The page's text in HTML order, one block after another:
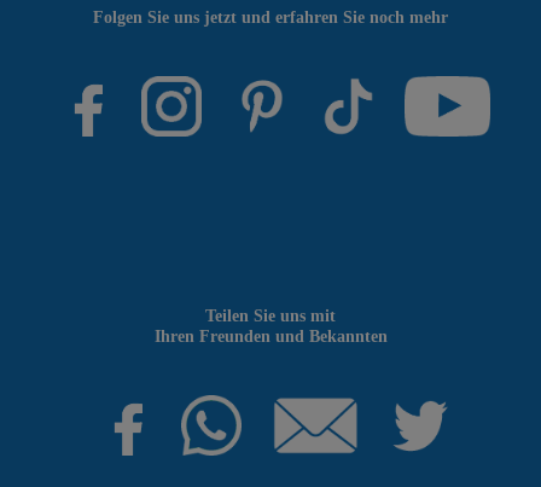
Teilen Sie uns mit
Ihren Freunden und Bekannten
Folgen Sie uns jetzt und erfahren Sie noch mehr